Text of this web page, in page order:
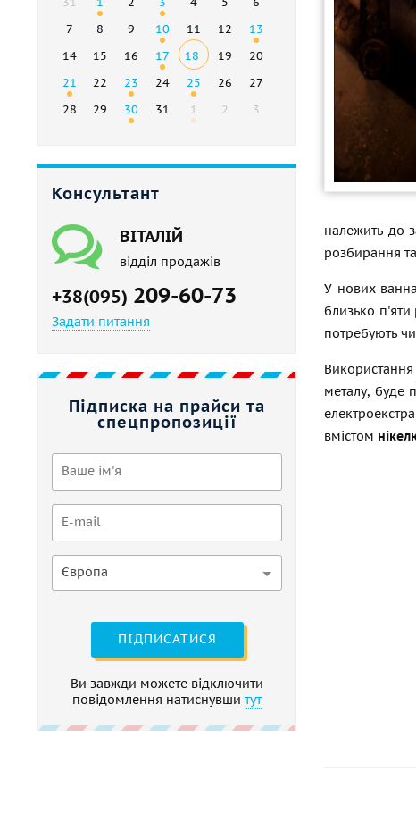
7
8 9 10 11 12
13
14
15 16 17 18 19
20
21
22 23 24 25 26
27
28
29 30 31 1 2 3
Консультант
ВІТАЛІЙ
відділ продажів
+38(095) 209-60-73
Задати питання
Підписка на прайси та
спецпропозиції
Європа
ПІДПИСАТИСЯ
Ви завжди можете відключити
повідомлення натиснувши тут
належить до
розбирання
У нових
близько п'яти
потребують
металу, буде
вмістом